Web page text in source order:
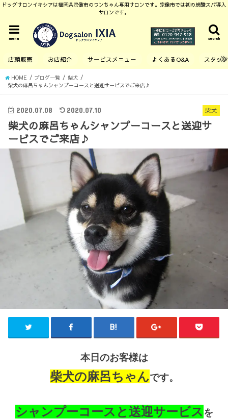
ドッグサロンイキシアは福岡県宗像市のワンちゃん専用サロンです。宗像市では初の炭酸スパ導入
サロンです。
search
menu
店頭販売 お店紹介 サービスメニュー よくあるQ&A スタッ
HOME ブログ一覧
柴犬
柴犬の麻呂ちゃんシャンプーコースと送迎サービスでご来店♪
柴犬
2020.07.08 2020.07.10
柴犬の麻呂ちゃんシャンプーコースと送迎サ
ービスでご来店♪
本日のお客様は
柴犬の麻呂ちゃんです。
シャンプーコースと送迎サービス を